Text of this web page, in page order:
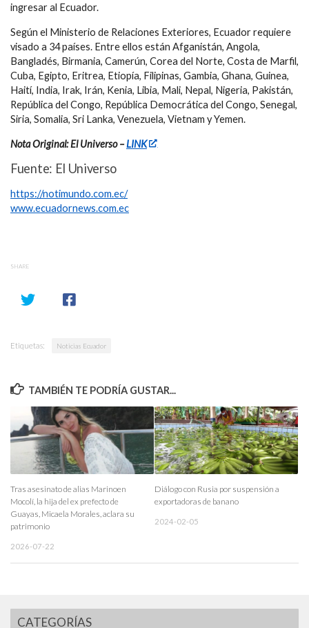
ingresar al Ecuador.
Según el Ministerio de Relaciones Exteriores, Ecuador requiere
visado a 34 países. Entre ellos están Afganistán, Angola,
Bangladés, Birmania, Camerún, Corea del Norte, Costa de Marfil,
Cuba, Egipto, Eritrea, Etiopía, Filipinas, Gambia, Ghana, Guinea,
Haití, India, Irak, Irán, Kenia, Libia, Mali, Nepal, Nigeria, Pakistán,
República del Congo, República Democrática del Congo, Senegal,
Siria, Somalia, Sri Lanka, Venezuela, Vietnam y Yemen.
Nota Original: El Universo –LINK
Fuente: El Universo
https://notimundo.com.ec/
www.ecuadornews.com.ec
SHARE
Etiquetas: Noticias Ecuador
TAMBIÉN TE PODRÍA GUSTAR...
Tras asesinato de alias Marinoen
Mocolí, la hija del ex prefecto de
Guayas, Micaela Morales, aclara su
patrimonio
2026-07-22
Diálogo con Rusia por suspensión a
exportadoras de banano
2024-02-05
CATEGORÍAS